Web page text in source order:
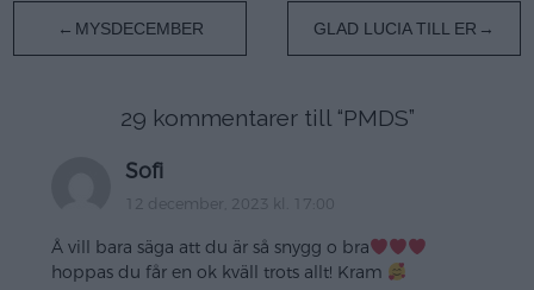
Inläggsnavigering
MYSDECEMBER GLAD LUCIA TILL ER
29 kommentarer till “PMDS”
Sofi
12 december, 2023 kl. 17:00
Å vill bara säga att du är så snygg o bra
hoppas du får en ok kväll trots allt! Kram